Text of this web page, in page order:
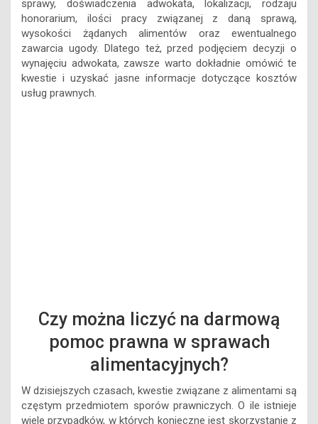
zawarcia ugody. Dlatego też, przed podjęciem decyzji o
wynajęciu adwokata, zawsze warto dokładnie omówić te
kwestie i uzyskać jasne informacje dotyczące kosztów
usług prawnych.
pomoc prawna w sprawach
alimentacyjnych?
W dzisiejszych czasach, kwestie związane z alimentami są
częstym przedmiotem sporów prawniczych. O ile istnieje
wiele przypadków, w których konieczne jest skorzystanie z
pomocy adwokata lub prawnika specjalizującego się w
prawie rodzinnym, wielu ludzi zastanawia się, czy istnieje